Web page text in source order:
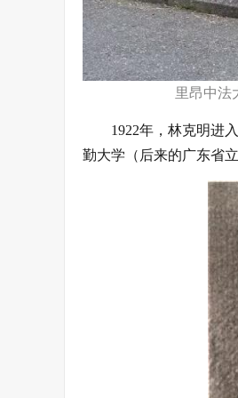
里昂中法
1922年，林克明进
勤大学（后来的广东省